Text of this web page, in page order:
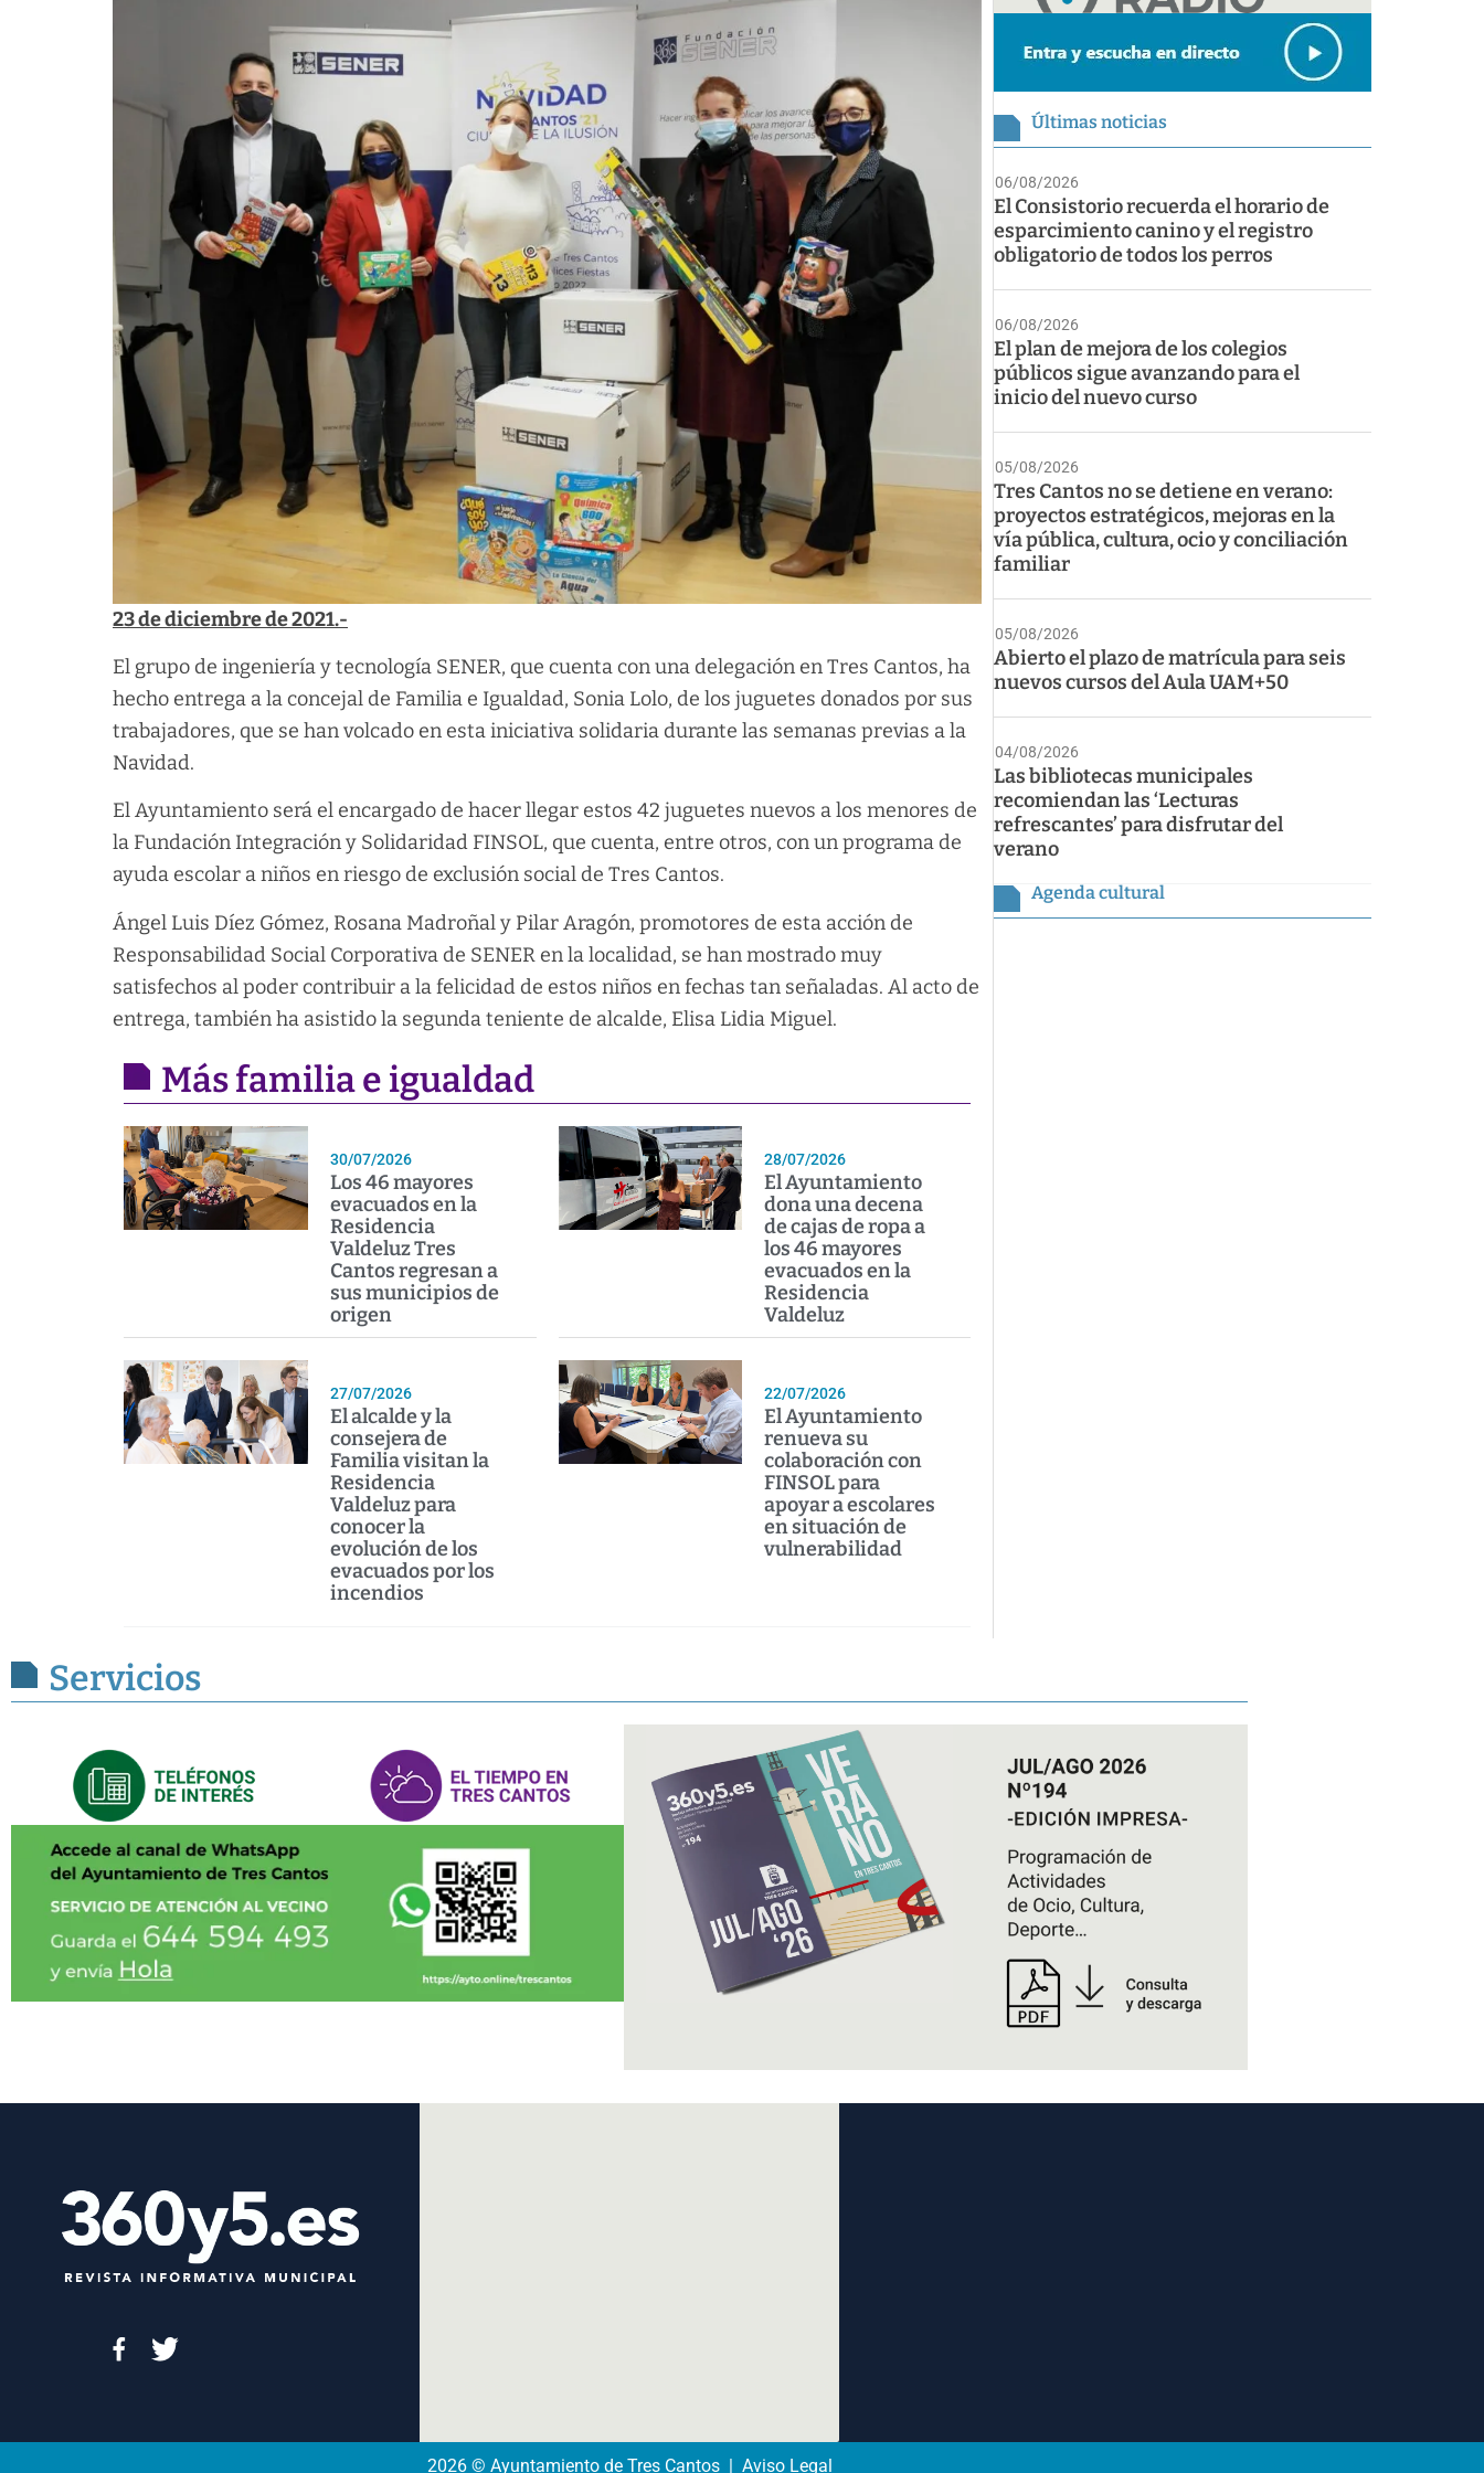
23 de diciembre de 2021.-
El grupo de ingeniería y tecnología SENER, que cuenta con una delegación en Tres Cantos, ha
hecho entrega a la concejal de Familia e Igualdad, Sonia Lolo, de los juguetes donados por sus
trabajadores, que se han volcado en esta iniciativa solidaria durante las semanas previas a la
Navidad.
El Ayuntamiento será el encargado de hacer llegar estos 42 juguetes nuevos a los menores de
la Fundación Integración y Solidaridad FINSOL, que cuenta, entre otros, con un programa de
ayuda escolar a niños en riesgo de exclusión social de Tres Cantos.
Ángel Luis Díez Gómez, Rosana Madroñal y Pilar Aragón, promotores de esta acción de
Responsabilidad Social Corporativa de SENER en la localidad, se han mostrado muy
satisfechos al poder contribuir a la felicidad de estos niños en fechas tan señaladas. Al acto de
entrega, también ha asistido la segunda teniente de alcalde, Elisa Lidia Miguel.
Más familia e igualdad
30/07/2026
Los 46 mayores
evacuados en la
Residencia
Valdeluz Tres
Cantos regresan a
sus municipios de
origen
28/07/2026
El Ayuntamiento
dona una decena
de cajas de ropa a
los 46 mayores
evacuados en la
Residencia
Valdeluz
27/07/2026
El alcalde y la
consejera de
Familia visitan la
Residencia
Valdeluz para
conocer la
evolución de los
evacuados por los
incendios
22/07/2026
El Ayuntamiento
renueva su
colaboración con
FINSOL para
apoyar a escolares
en situación de
vulnerabilidad
Últimas noticias
06/08/2026
El Consistorio recuerda el horario de
esparcimiento canino y el registro
obligatorio de todos los perros
06/08/2026
El plan de mejora de los colegios
públicos sigue avanzando para el
inicio del nuevo curso
05/08/2026
Tres Cantos no se detiene en verano:
proyectos estratégicos, mejoras en la
vía pública, cultura, ocio y conciliación
familiar
05/08/2026
Abierto el plazo de matrícula para seis
nuevos cursos del Aula UAM+50
04/08/2026
Las bibliotecas municipales
recomiendan las ‘Lecturas
refrescantes’ para disfrutar del
verano
Agenda cultural
Servicios
2026 © Ayuntamiento de Tres Cantos | Aviso Legal